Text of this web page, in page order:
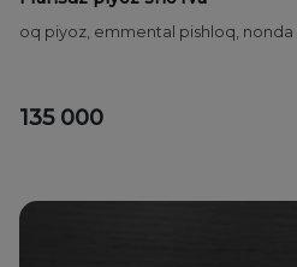
oq piyoz, emmental pishloq, nonda
135 000